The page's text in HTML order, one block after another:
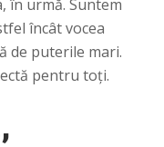
în urmă. Suntem
încât vocea
de puterile mari.
pentru toți.